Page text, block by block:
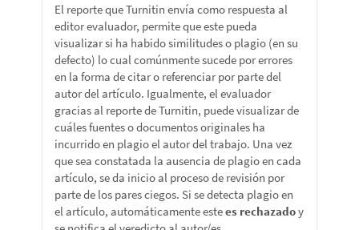
El reporte que Turnitin envía como respuesta al
editor evaluador, permite que este pueda
visualizar si ha habido similitudes o plagio (en su
defecto) lo cual comúnmente sucede por errores
en la forma de citar o referenciar por parte del
autor del artículo. Igualmente, el evaluador
gracias al reporte de Turnitin, puede visualizar de
cuáles fuentes o documentos originales ha
incurrido en plagio el autor del trabajo. Una vez
que sea constatada la ausencia de plagio en cada
artículo, se da inicio al proceso de revisión por
parte de los pares ciegos. Si se detecta plagio en
el artículo, automáticamente estees rechazadoy